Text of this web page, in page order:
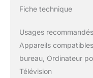
Fiche technique
Usages
Appareils
bureau, Ordinateur
Télévision